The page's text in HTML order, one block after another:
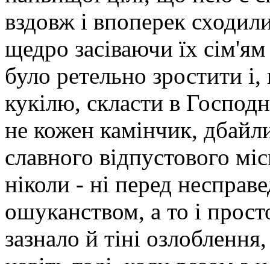
вздовж і впоперек
щедро засіваючи їх
було ретельно зростити
кукілю, скласти в
не кожен камінчик,
славного відпустового
ніколи - ні перед
ошуканством, а то і
зазнало й тіні